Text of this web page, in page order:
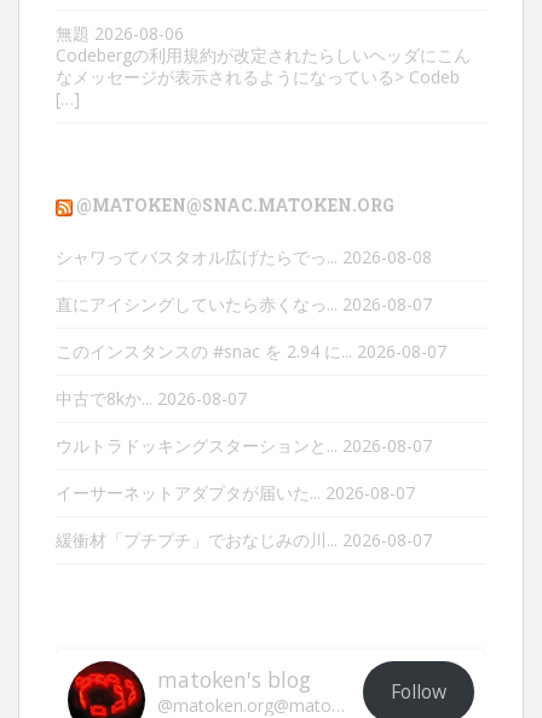
無題 2026-08-06
Codebergの利用規約が改定されたらしいヘッダにこん
なメッセージが表示されるようになっている> Codeb
[…]
@MATOKEN@SNAC.MATOKEN.ORG
シャワってバスタオル広げたらでっ... 2026-08-08
直にアイシングしていたら赤くなっ... 2026-08-07
このインスタンスの #snac を 2.94 に... 2026-08-07
中古で8kか... 2026-08-07
ウルトラドッキングスターションと... 2026-08-07
イーサーネットアダプタが届いた... 2026-08-07
緩衝材「プチプチ」でおなじみの川... 2026-08-07
matoken's blog
@matoken.org@matoken.org
Follow